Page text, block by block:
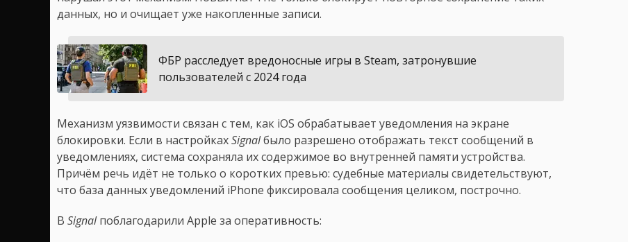
данных, но и очищает уже накопленные записи.
ФБР расследует вредоносные игры в Steam, затронувшие
пользователей с 2024 года
Механизм уязвимости связан с тем, как iOS обрабатывает уведомления на экране
блокировки. Если в настройкахSignalбыло разрешено отображать текст сообщений в
уведомлениях, система сохраняла их содержимое во внутренней памяти устройства.
Причём речь идёт не только о коротких превью: судебные материалы свидетельствуют,
что база данных уведомлений iPhone фиксировала сообщения целиком, построчно.
В Signalпоблагодарили Apple за оперативность: